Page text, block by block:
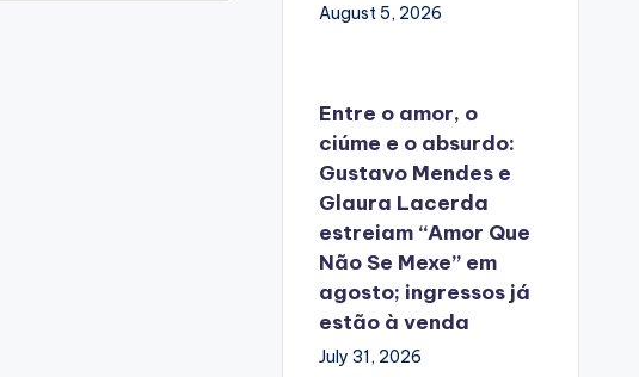
August 5, 2026
Entre o amor, o
ciúme e o absurdo:
Gustavo Mendes e
Glaura Lacerda
estreiam “Amor Que
Não Se Mexe” em
agosto; ingressos já
estão à venda
July 31, 2026